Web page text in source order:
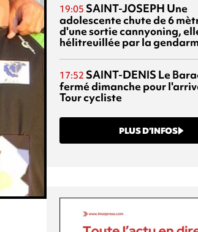
19:05 SAINT-JOSEPH Une
adolescente chute de 6
d'une sortie cannyoning,
hélitreuillée par la
17:52 SAINT-DENIS Le
fermé dimanche pour
Tour cycliste
PLUS D’INFOS